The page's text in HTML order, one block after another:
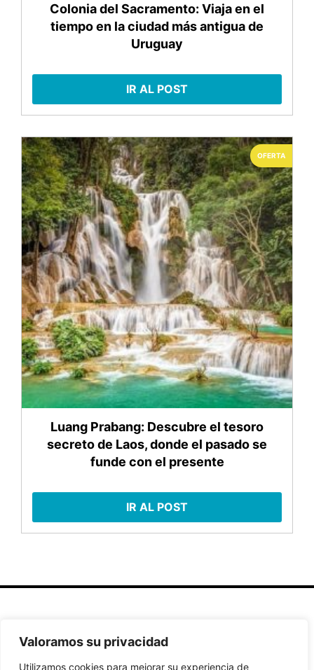
Valoramos su privacidad
Utilizamos cookies para mejorar su experiencia de
Colonia del Sacramento: Viaja en el
tiempo en la ciudad más antigua de
Uruguay
IR AL POST
OFERTA
Luang Prabang: Descubre el tesoro
secreto de Laos, donde el pasado se
funde con el presente
IR AL POST